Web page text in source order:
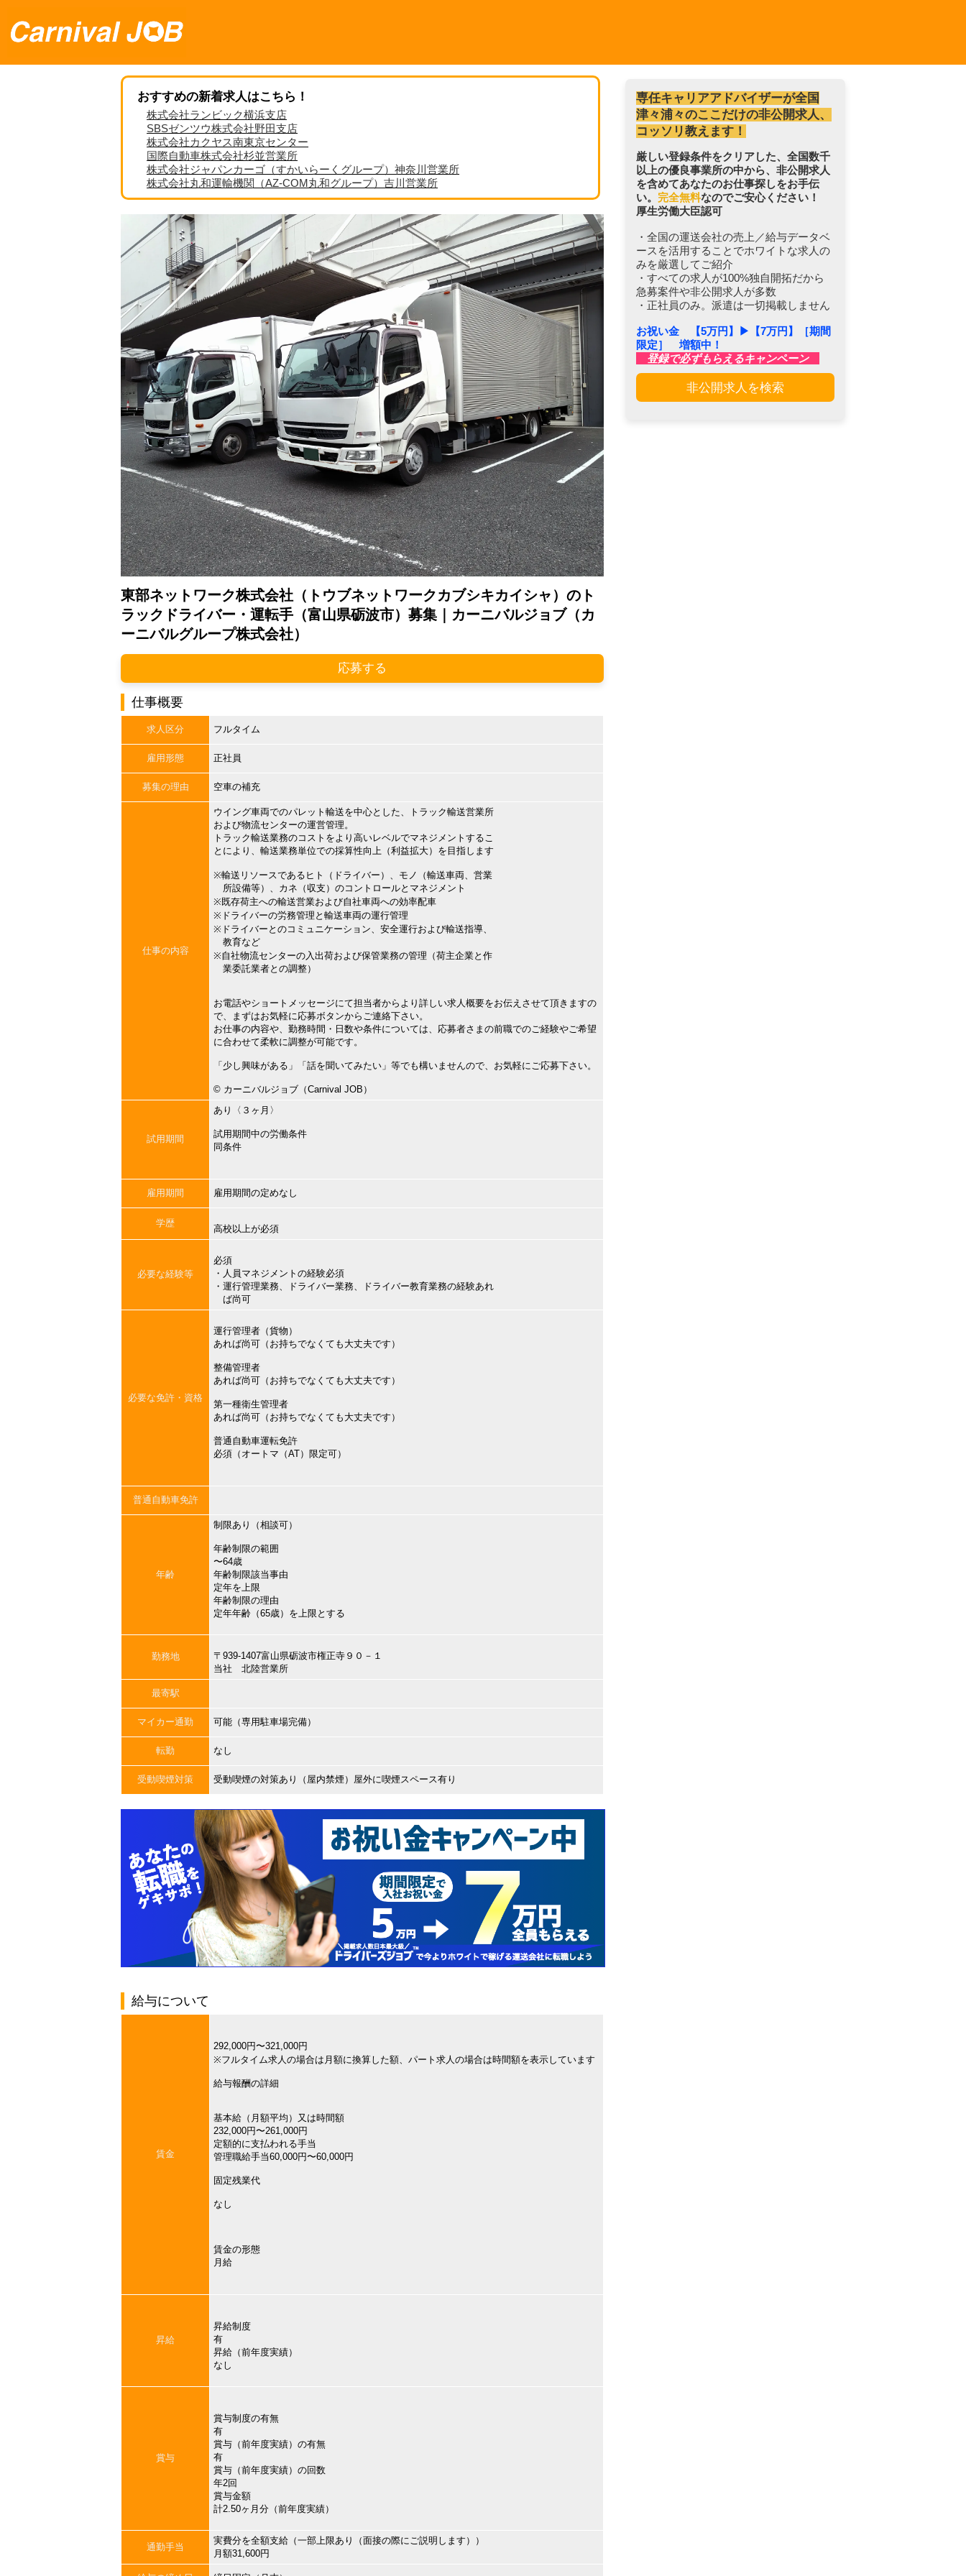
おすすめの新着求人はこちら！
株式会社ランビック横浜支店
SBSゼンツウ株式会社野田支店
株式会社カクヤス南東京センター
国際自動車株式会社杉並営業所
株式会社ジャパンカーゴ（すかいらーくグループ）神奈川営業所
株式会社丸和運輸機関（AZ-COM丸和グループ）吉川営業所
東部ネットワーク株式会社（トウブネットワークカブシキカイシャ）のト
ラックドライバー・運転手（富山県砺波市）募集｜カーニバルジョブ（カ
ーニバルグループ株式会社）
応募する
仕事概要
求人区分 フルタイム
雇用形態 正社員
募集の理由 空車の補充
仕事の内容
ウイング車両でのパレット輸送を中心とした、トラック輸送営業所
および物流センターの運営管理。
トラック輸送業務のコストをより高いレベルでマネジメントするこ
とにより、輸送業務単位での採算性向上（利益拡大）を目指します
※輸送リソースであるヒト（ドライバー）、モノ（輸送車両、営業
所設備等）、カネ（収支）のコントロールとマネジメント
※既存荷主への輸送営業および自社車両への効率配車
※ドライバーの労務管理と輸送車両の運行管理
※ドライバーとのコミュニケーション、安全運行および輸送指導、
教育など
※自社物流センターの入出荷および保管業務の管理（荷主企業と作
業委託業者との調整）
お電話やショートメッセージにて担当者からより詳しい求人概要をお伝えさせて頂きますの
で、まずはお気軽に応募ボタンからご連絡下さい。
お仕事の内容や、勤務時間・日数や条件については、応募者さまの前職でのご経験やご希望
に合わせて柔軟に調整が可能です。
「少し興味がある」「話を聞いてみたい」等でも構いませんので、お気軽にご応募下さい。
©︎ カーニバルジョブ（Carnival JOB）
試用期間
あり〈３ヶ月〉
試用期間中の労働条件
同条件
雇用期間 雇用期間の定めなし
学歴
高校以上が必須
必要な経験等
必須
・人員マネジメントの経験必須
・運行管理業務、ドライバー業務、ドライバー教育業務の経験あれ
ば尚可
必要な免許・資格
運行管理者（貨物）
あれば尚可（お持ちでなくても大丈夫です）
整備管理者
あれば尚可（お持ちでなくても大丈夫です）
第一種衛生管理者
あれば尚可（お持ちでなくても大丈夫です）
普通自動車運転免許
必須（オートマ（AT）限定可）
普通自動車免許
年齢
制限あり（相談可）
年齢制限の範囲
〜64歳
年齢制限該当事由
定年を上限
年齢制限の理由
定年年齢（65歳）を上限とする
勤務地
〒939-1407富山県砺波市権正寺９０－１
当社 北陸営業所
最寄駅
マイカー通勤 可能（専用駐車場完備）
転勤 なし
受動喫煙対策 受動喫煙の対策あり（屋内禁煙）屋外に喫煙スペース有り
給与について
賃金
292,000円〜321,000円
※フルタイム求人の場合は月額に換算した額、パート求人の場合は時間額を表示しています
給与報酬の詳細
基本給（月額平均）又は時間額
232,000円〜261,000円
定額的に支払われる手当
管理職給手当60,000円〜60,000円
固定残業代
なし
賃金の形態
月給
昇給
昇給制度
有
昇給（前年度実績）
なし
賞与
賞与制度の有無
有
賞与（前年度実績）の有無
有
賞与（前年度実績）の回数
年2回
賞与金額
計2.50ヶ月分（前年度実績）
通勤手当
実費分を全額支給（一部上限あり（面接の際にご説明します））
月額31,600円
専任キャリアアドバイザーが全国
津々浦々のここだけの非公開求人、
コッソリ教えます！
厳しい登録条件をクリアした、全国数千
以上の優良事業所の中から、非公開求人
を含めてあなたのお仕事探しをお手伝
い。 完全無料なのでご安心ください！
厚生労働大臣認可
・全国の運送会社の売上／給与データベ
ースを活用することでホワイトな求人の
みを厳選してご紹介
・すべての求人が100%独自開拓だから
急募案件や非公開求人が多数
・正社員のみ。派遣は一切掲載しません
お祝い金 【5万円】▶︎【7万円】［期間
限定］ 増額中！
登録で必ずもらえるキャンペーン
非公開求人を検索